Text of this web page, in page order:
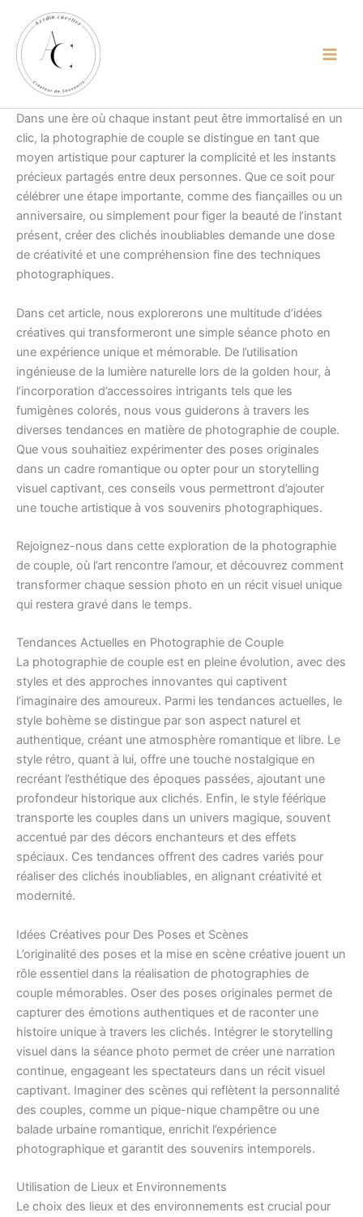
principal
contenu
Dans une ère où chaque instant peut être immortalisé en un
clic, la photographie de couple se distingue en tant que
moyen artistique pour capturer la complicité et les instants
précieux partagés entre deux personnes. Que ce soit pour
célébrer une étape importante, comme des fiançailles ou un
anniversaire, ou simplement pour figer la beauté de l’instant
présent, créer des clichés inoubliables demande une dose
de créativité et une compréhension fine des techniques
photographiques.
Dans cet article, nous explorerons une multitude d’idées
créatives qui transformeront une simple séance photo en
une expérience unique et mémorable. De l’utilisation
ingénieuse de la lumière naturelle lors de la golden hour, à
l’incorporation d’accessoires intrigants tels que les
fumigènes colorés, nous vous guiderons à travers les
diverses tendances en matière de photographie de couple.
Que vous souhaitiez expérimenter des poses originales
dans un cadre romantique ou opter pour un storytelling
visuel captivant, ces conseils vous permettront d’ajouter
une touche artistique à vos souvenirs photographiques.
Rejoignez-nous dans cette exploration de la photographie
de couple, où l’art rencontre l’amour, et découvrez comment
transformer chaque session photo en un récit visuel unique
qui restera gravé dans le temps.
Tendances Actuelles en Photographie de Couple
La photographie de couple est en pleine évolution, avec des
styles et des approches innovantes qui captivent
l’imaginaire des amoureux. Parmi les tendances actuelles, le
style bohème se distingue par son aspect naturel et
authentique, créant une atmosphère romantique et libre. Le
style rétro, quant à lui, offre une touche nostalgique en
recréant l’esthétique des époques passées, ajoutant une
profondeur historique aux clichés. Enfin, le style féérique
transporte les couples dans un univers magique, souvent
accentué par des décors enchanteurs et des effets
spéciaux. Ces tendances offrent des cadres variés pour
réaliser des clichés inoubliables, en alignant créativité et
modernité.
Idées Créatives pour Des Poses et Scènes
L’originalité des poses et la mise en scène créative jouent un
rôle essentiel dans la réalisation de photographies de
couple mémorables. Oser des poses originales permet de
capturer des émotions authentiques et de raconter une
histoire unique à travers les clichés. Intégrer le storytelling
visuel dans la séance photo permet de créer une narration
continue, engageant les spectateurs dans un récit visuel
captivant. Imaginer des scènes qui reflètent la personnalité
des couples, comme un pique-nique champêtre ou une
balade urbaine romantique, enrichit l’expérience
photographique et garantit des souvenirs intemporels.
Utilisation de Lieux et Environnements
Le choix des lieux et des environnements est crucial pour